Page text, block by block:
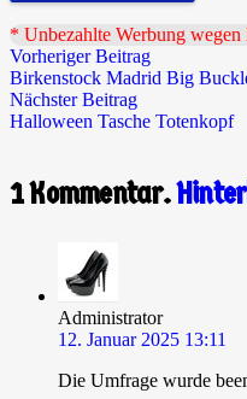
* Unbezahlte Werbung
Vorheriger Beitrag
Birkenstock Madrid Big
Nächster Beitrag
Halloween Tasche Totenkopf
1Kommentar.
Administrator
12. Januar 2025 13:11
Die Umfrage wurde